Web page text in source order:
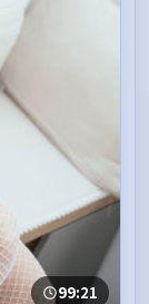
99:21